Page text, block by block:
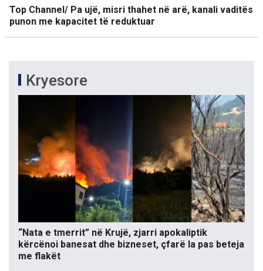
Top Channel/ Pa ujë, misri thahet në arë, kanali vaditës
punon me kapacitet të reduktuar
Kryesore
“Nata e tmerrit” në Krujë, zjarri apokaliptik
kërcënoi banesat dhe bizneset, çfarë la pas beteja
me flakët